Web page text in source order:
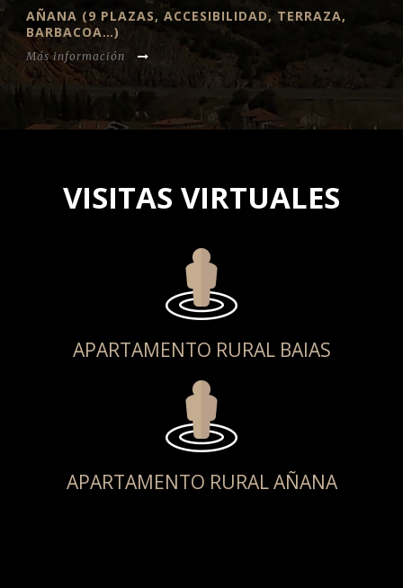
AÑANA (9 PLAZAS, ACCESIBILIDAD, TERRAZA,
BARBACOA…)
Más información
VISITAS VIRTUALES
APARTAMENTO RURAL BAIAS
APARTAMENTO RURAL AÑANA